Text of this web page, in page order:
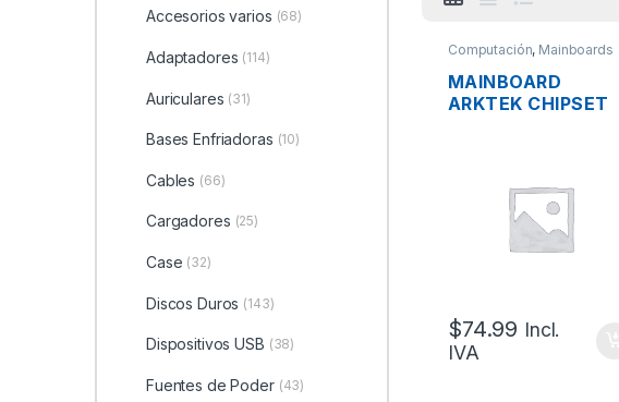
Computación, Mainboards
MAINBOARD
ARKTEK CHIPSET
HDMI, 1XPCI, 1XPCI-
$74.99 Incl.
IVA
Accesorios varios (68)
Adaptadores (114)
Auriculares (31)
Bases Enfriadoras (10)
Cables (66)
Cargadores (25)
Case (32)
Discos Duros (143)
Dispositivos USB (38)
Fuentes de Poder (43)